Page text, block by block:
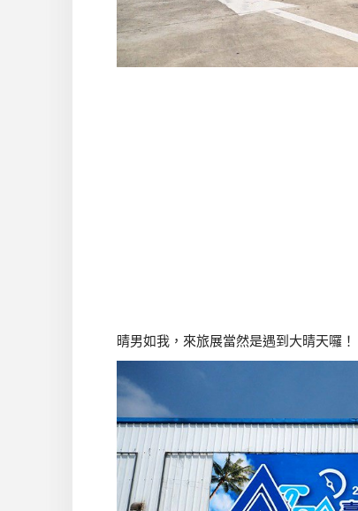
晴男如我，來旅展當然是遇到大晴天囉！